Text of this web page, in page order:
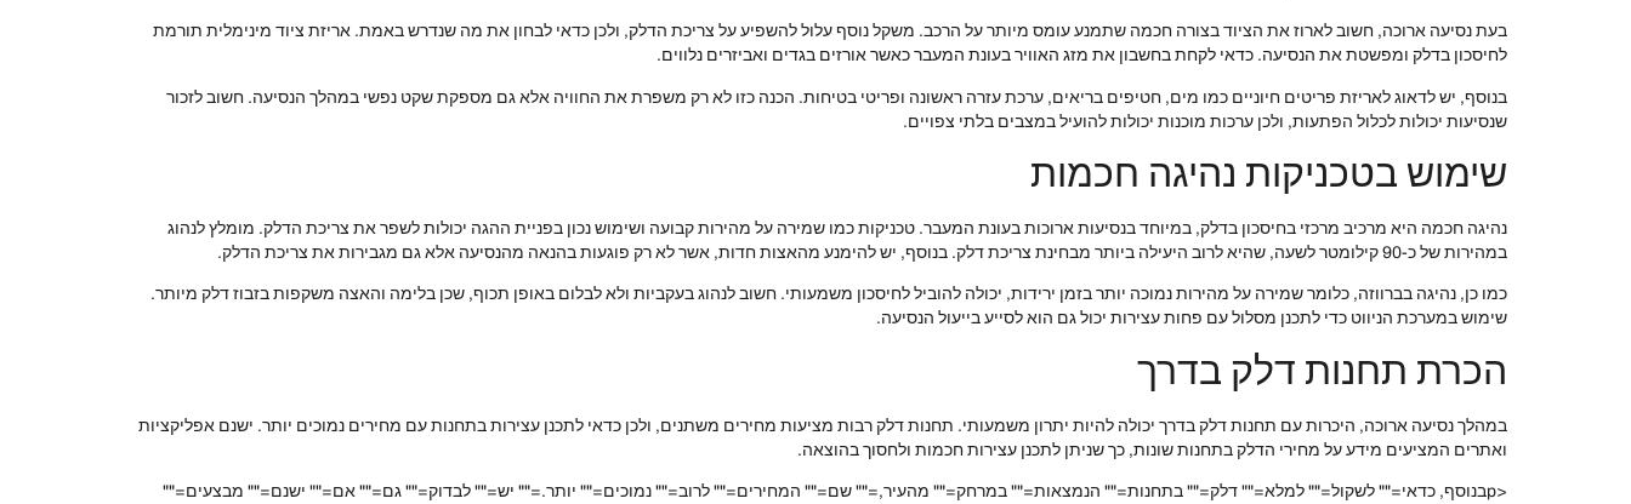
בעת נסיעה ארוכה, חשוב לארוז את הציוד בצורה חכמה שתמנע עומס מיותר על הרכב. משקל נוסף עלול להשפיע על צריכת הדלק, ולכן כדאי לבחון את מה שנדרש באמת. אריזת ציוד מינימלית תורמת
לחיסכון בדלק ומפשטת את הנסיעה. כדאי לקחת בחשבון את מזג האוויר בעונת המעבר כאשר אורזים בגדים ואביזרים נלווים.
בנוסף, יש לדאוג לאריזת פריטים חיוניים כמו מים, חטיפים בריאים, ערכת עזרה ראשונה ופריטי בטיחות. הכנה כזו לא רק משפרת את החוויה אלא גם מספקת שקט נפשי במהלך הנסיעה. חשוב לזכור
שנסיעות יכולות לכלול הפתעות, ולכן ערכות מוכנות יכולות להועיל במצבים בלתי צפויים.
שימוש בטכניקות נהיגה חכמות
נהיגה חכמה היא מרכיב מרכזי בחיסכון בדלק, במיוחד בנסיעות ארוכות בעונת המעבר. טכניקות כמו שמירה על מהירות קבועה ושימוש נכון בפניית ההגה יכולות לשפר את צריכת הדלק. מומלץ לנהוג
במהירות של כ-90 קילומטר לשעה, שהיא לרוב היעילה ביותר מבחינת צריכת דלק. בנוסף, יש להימנע מהאצות חדות, אשר לא רק פוגעות בהנאה מהנסיעה אלא גם מגבירות את צריכת הדלק.
כמו כן, נהיגה בברווזה, כלומר שמירה על מהירות נמוכה יותר בזמן ירידות, יכולה להוביל לחיסכון משמעותי. חשוב לנהוג בעקביות ולא לבלום באופן תכוף, שכן בלימה והאצה משקפות בזבוז דלק מיותר.
שימוש במערכת הניווט כדי לתכנן מסלול עם פחות עצירות יכול גם הוא לסייע בייעול הנסיעה.
הכרת תחנות דלק בדרך
במהלך נסיעה ארוכה, היכרות עם תחנות דלק בדרך יכולה להיות יתרון משמעותי. תחנות דלק רבות מציעות מחירים משתנים, ולכן כדאי לתכנן עצירות בתחנות עם מחירים נמוכים יותר. ישנם אפליקציות
ואתרים המציעים מידע על מחירי הדלק בתחנות שונות, כך שניתן לתכנן עצירות חכמות ולחסוך בהוצאה.
<pבנוסף, כדאי="" לשקול="" למלא="" דלק="" בתחנות="" הנמצאות="" במרחק="" מהעיר,="" שם="" המחירים="" לרוב="" נמוכים="" יותר.="" יש="" לבדוק="" גם="" אם="" ישנם="" מבצעים=""